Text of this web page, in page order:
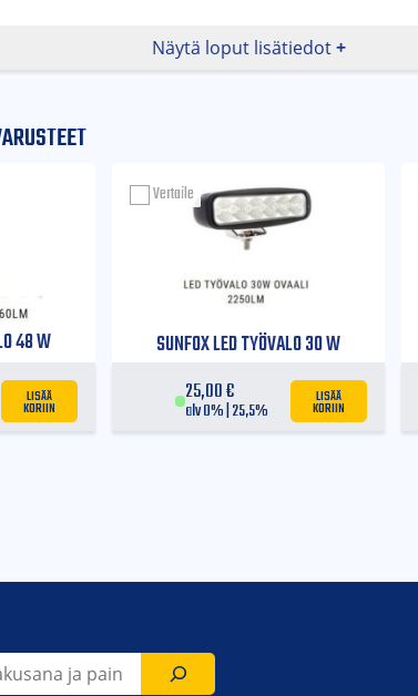
Näytä loput lisätiedot
48 W
LISÄÄ
KORIIN
SUNFOX LED TYÖVALO 30 W
25,00€
alv 0% | 25,5%
LISÄÄ
KORIIN
Vertaile